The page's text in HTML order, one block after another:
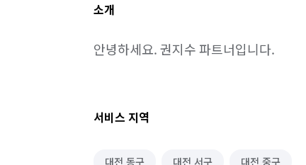
소개
안녕하세요. 권지수 파트너입니다.
서비스 지역
대전 동구 대전 서구 대전 중구